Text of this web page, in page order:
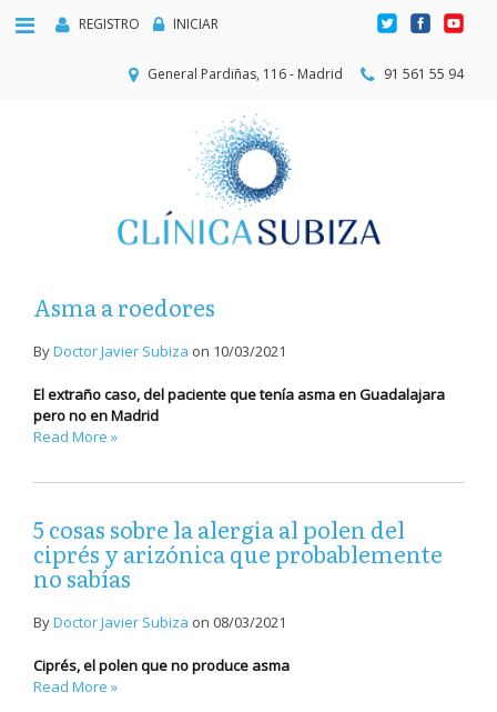
REGISTRO INICIAR
General Pardiñas, 116 - Madrid 91 561 55 94
Asma a roedores
ByDoctor Javier Subiza on 10/03/2021
El extraño caso, del paciente que tenía asma en Guadalajara
pero no en Madrid
Read More »
5 cosas sobre la alergia al polen del
ciprés y arizónica que probablemente
no sabías
ByDoctor Javier Subiza on 08/03/2021
Ciprés, el polen que no produce asma
Read More »